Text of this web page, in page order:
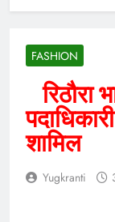
FASHION
शामिल
Yugkranti